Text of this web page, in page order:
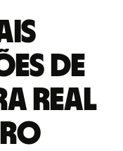
de
Real